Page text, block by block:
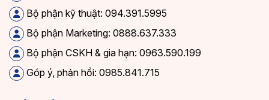
Bộ phận kỹ thuật: 094.391.5995
Bộ phận Marketing: 0888.637.333
Bộ phận CSKH & gia hạn: 0963.590.199
Góp ý, phản hồi: 0985.841.715